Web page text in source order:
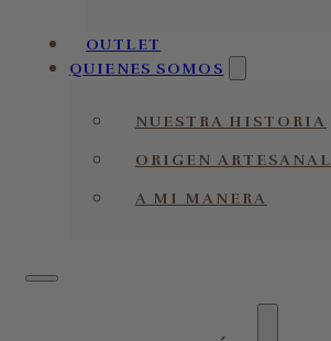
OUTLET
QUIENES SOMOS
NUESTRA HISTORIA
ORIGEN ARTESANAL
A MI MANERA